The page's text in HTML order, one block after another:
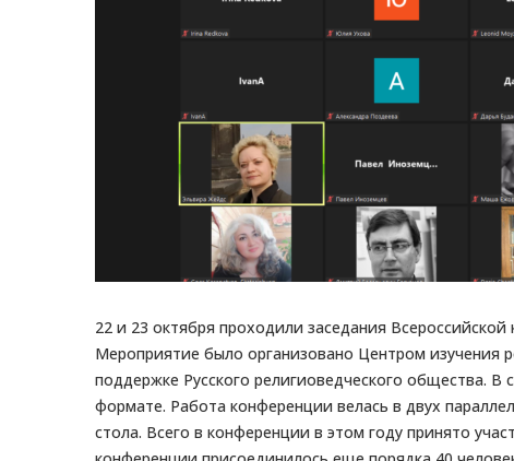
22 и 23 октября проходили заседания
Мероприятие было организовано Центром
поддержке Русского религиоведческого общества.
формате. Работа конференции велась в двух
стола. Всего в конференции в этом году принято